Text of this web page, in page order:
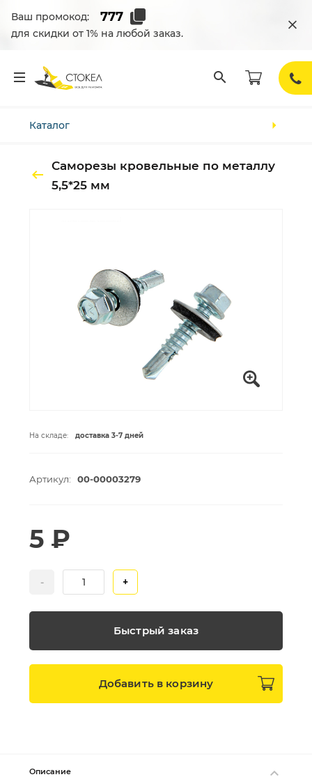
Ваш промокод:
для скидки от 1% на любой заказ.
Каталог
Саморезы кровельные по металлу
5,5*25 мм
На складе: доставка 3-7 дней
Артикул: 00-00003279
- +
5 ₽
Быстрый заказ
Добавить в корзину
Описание